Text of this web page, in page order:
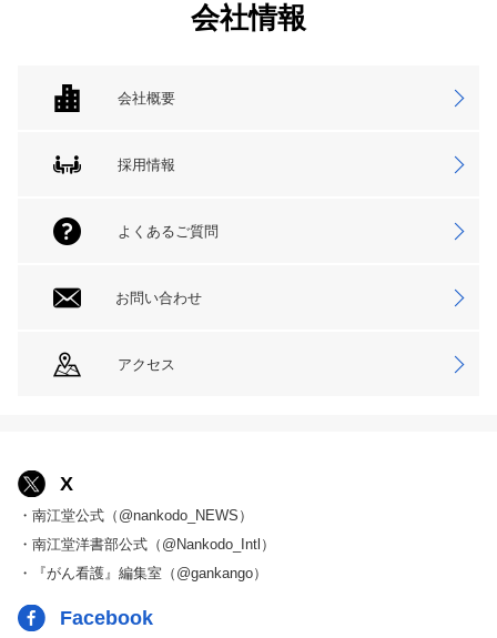
会社情報
会社概要
採用情報
よくあるご質問
お問い合わせ
アクセス
X
・南江堂公式（@nankodo_NEWS）
・南江堂洋書部公式（@Nankodo_Intl）
・『がん看護』編集室（@gankango）
Facebook